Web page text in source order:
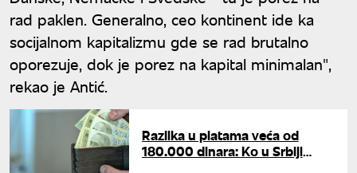
rad paklen. Generalno, ceo kontinent ide ka
socijalnom kapitalizmu gde se rad brutalno
oporezuje, dok je porez na kapital minimalan",
rekao je Antić.
Razlika u platama veća od
180.000 dinara: Ko u Srbiji